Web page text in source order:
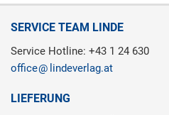
SERVICE TEAM LINDE
Service Hotline: +43 1 24 630
office
lindeverlag.at
LIEFERUNG